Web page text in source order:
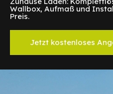
Wallbox, Aufmaß und
Preis.
Jetzt kostenloses